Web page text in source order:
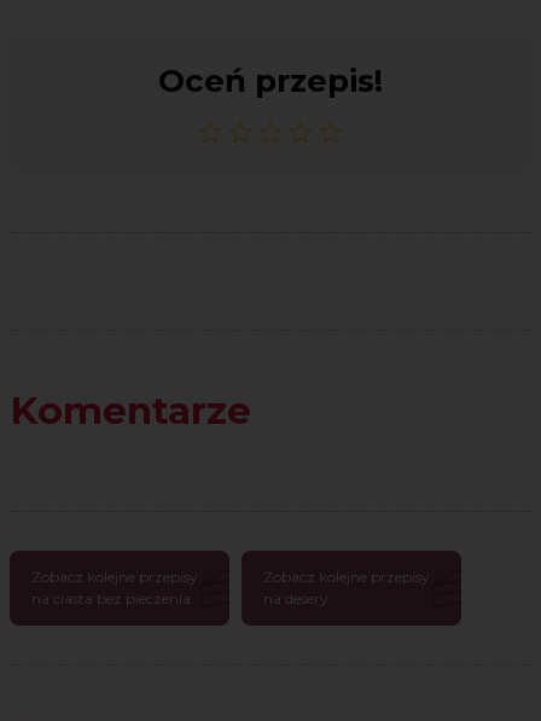
Oceń przepis!
Komentarze
Zobacz kolejne przepisy
na ciasta bez pieczenia
Zobacz kolejne przepisy
na desery